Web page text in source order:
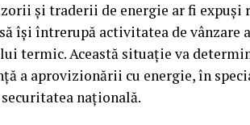
şi traderii de energie ar fi
îşi întrerupă activitatea de vânzare
termic. Această situaţie va
a aprovizionării cu energie, în
naţională.